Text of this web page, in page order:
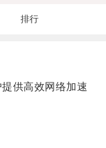
排行
供高效网络加速